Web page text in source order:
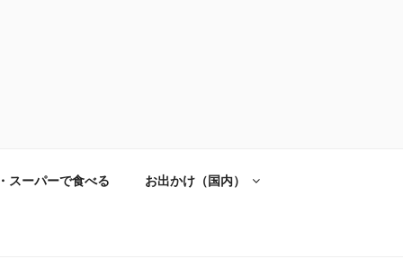
スーパーで食べる お出かけ（国内）